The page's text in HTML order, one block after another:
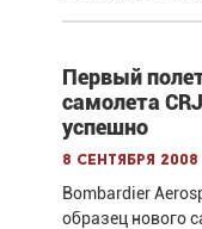
Первый
самолета
успешно
8 сентября 2008
Bombardier
образец нового